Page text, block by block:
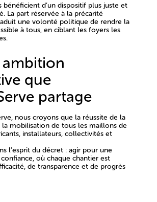
bénéficient d’un dispositif plus juste et
. La part réservée à la précarité
une volonté politique de rendre la
à tous, en ciblant les foyers les
ambition
que
partage
nous croyons que la réussite de la
la mobilisation de tous les maillons de
installateurs, collectivités et
l’esprit du décret : agir pour une
, où chaque chantier est
de transparence et de progrès